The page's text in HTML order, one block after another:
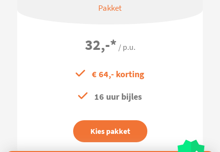
Pakket
32,-* / p.u.
€ 64,- korting
16 uur bijles
Kies pakket